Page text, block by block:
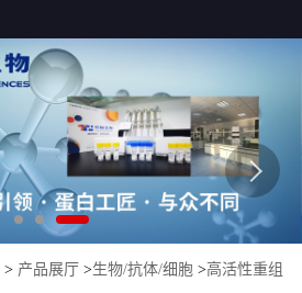
> 产品展厅 >生物/抗体/细胞 >高活性重组